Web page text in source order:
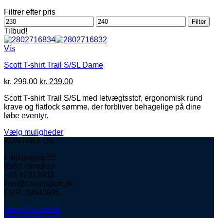
Filtrer efter pris
Mindste
pris
Højeste
pris
Filter
Tilbud!
Vis
Scott T-shirt Trail S/SL Dame
kr.299.00 Den
pris
var:
kr. 299.00.
kr. 239.00Den
pris
er:
Scott T-shirt Trail S/SL med letvægtsstof, ergonomisk rund
krave og flatlock sømme, der forbliver behagelige på dine
løbe eventyr.
Vælg muligheder
Dette
har
flere
varianter.
Mulighederne
kan
på
KONTAKT OS
Fløjbjergvej 55
6580 Vamdrup
+45 42313903
finn@trailogsport.dk
CVR: 39643995
Vores Facebook